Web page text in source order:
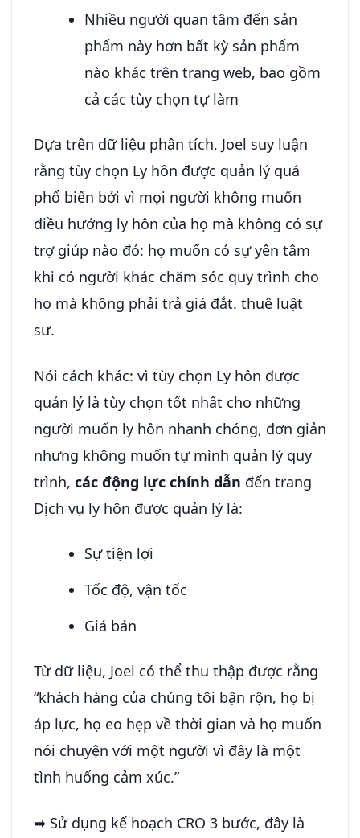
Nhiều người quan tâm đến sản
phẩm này hơn bất kỳ sản phẩm
nào khác trên trang web, bao gồm
cả các tùy chọn tự làm
Dựa trên dữ liệu phân tích, Joel suy luận
rằng tùy chọn Ly hôn được quản lý quá
phổ biến bởi vì mọi người không muốn
điều hướng ly hôn của họ mà không có sự
trợ giúp nào đó: họ muốn có sự yên tâm
khi có người khác chăm sóc quy trình cho
họ mà không phải trả giá đắt. thuê luật
sư.
Nói cách khác: vì tùy chọn Ly hôn được
quản lý là tùy chọn tốt nhất cho những
người muốn ly hôn nhanh chóng, đơn giản
nhưng không muốn tự mình quản lý quy
trình, các động lực chính dẫn đến trang
Dịch vụ ly hôn được quản lý là:
Sự tiện lợi
Tốc độ, vận tốc
Giá bán
Từ dữ liệu, Joel có thể thu thập được rằng
“khách hàng của chúng tôi bận rộn, họ bị
áp lực, họ eo hẹp về thời gian và họ muốn
nói chuyện với một người vì đây là một
tình huống cảm xúc.”
➡ Sử dụng kế hoạch CRO 3 bước, đây là